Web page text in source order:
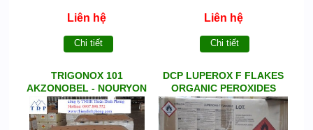
Liên hệ
Chi tiết
Liên hệ
Chi tiết
TRIGONOX 101
AKZONOBEL - NOURYON
DCP LUPEROX F FLAKES
ORGANIC PEROXIDES